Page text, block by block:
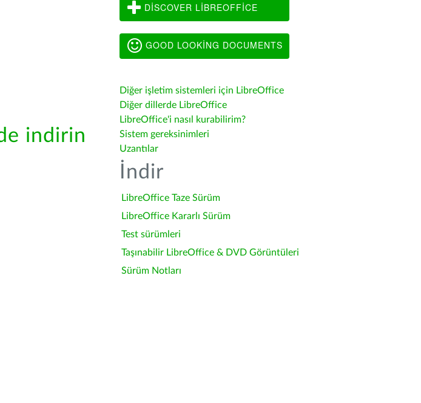
indirin
DISCOVER LIBREOFFICE
GOOD LOOKING DOCUMENTS
Diğer işletim sistemleri için LibreOffice
Diğer dillerde LibreOffice
LibreOffice'i nasıl kurabilirim?
Sistem gereksinimleri
Uzantılar
İndir
LibreOffice Taze Sürüm
LibreOffice Kararlı Sürüm
Test sürümleri
Taşınabilir LibreOffice & DVD Görüntüleri
Sürüm Notları